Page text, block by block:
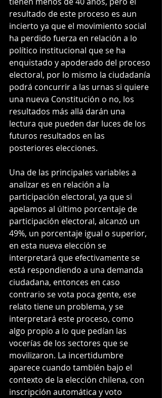
resultado de este proceso es aun
incierto ya que el movimiento social
ha perdido fuerza en relación a lo
político institucional que se ha
enquistado y apoderado del proceso
electoral, por lo mismo la ciudadanía
podrá concurrir a las urnas si quiere
una nueva Constitución o no, los
resultados más allá darán una
lectura que pueden dar luces de los
futuros resultados en las
posteriores elecciones.
Una de las principales variables a
analizar es en relación a la
participación electoral, ya que si
apelamos al último porcentaje de
participación electoral, alcanzó un
49%, un porcentaje igual o superior,
en esta nueva elección se
interpretará que efectivamente se
está respondiendo a una demanda
ciudadana, entonces en caso
contrario se vota poca gente, ese
relato tiene un problema, y se
interpretará este proceso, como
algo propio a lo que pedían las
vocerías de los sectores que se
movilizaron. La incertidumbre
aparece cuando también bajo el
contexto de la elección chilena, con
inscripción automática y voto